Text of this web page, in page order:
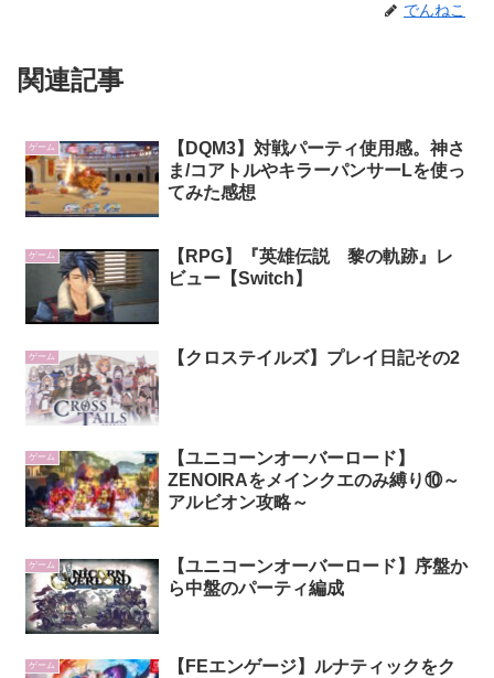
でんねこ
関連記事
ゲーム
【DQM3】対戦パーティ使用感。神さ
ま/コアトルやキラーパンサーLを使っ
てみた感想
ゲーム
【RPG】『英雄伝説 黎の軌跡』レ
ビュー【Switch】
ゲーム 【クロステイルズ】プレイ日記その2
ゲーム
【ユニコーンオーバーロード】
ZENOIRAをメインクエのみ縛り⑩～
アルビオン攻略～
ゲーム
【ユニコーンオーバーロード】序盤か
ら中盤のパーティ編成
ゲーム
【FEエンゲージ】ルナティックをク